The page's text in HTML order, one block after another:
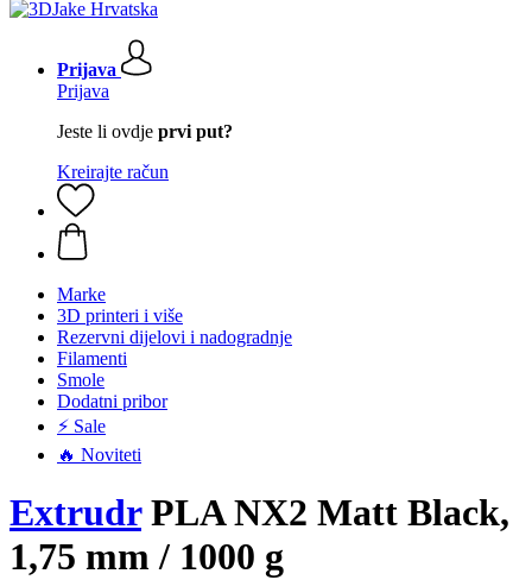
Prijava
Prijava
Jeste li ovdje prvi put?
Kreirajte račun
Marke
3D printeri i više
Rezervni dijelovi i nadogradnje
Filamenti
Smole
Dodatni pribor
⚡ Sale
🔥 Noviteti
ExtrudrPLA NX2 Matt Black,
1,75 mm / 1000 g